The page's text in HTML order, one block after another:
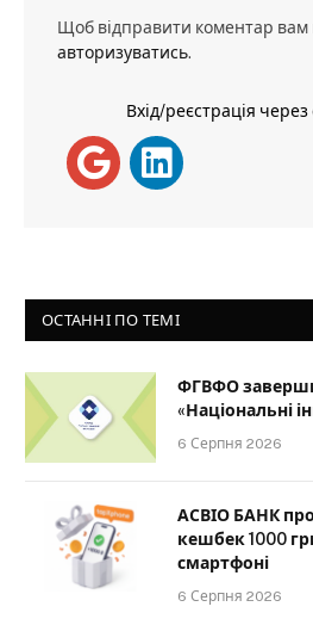
Щоб відправити коментар вам
авторизуватись.
Вхід/реєстрація
ОСТАННІ ПО ТЕМІ
ФГВФО
«Національні
6 Серпня 2026
АСВІО БАНК
кешбек 1000
смартфоні
6 Серпня 2026